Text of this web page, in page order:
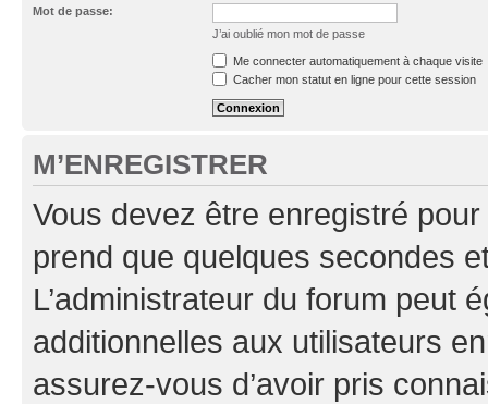
Mot de passe:
J’ai oublié mon mot de passe
Me connecter automatiquement à chaque visite
Cacher mon statut en ligne pour cette session
M’ENREGISTRER
Vous devez être enregistré
prend que quelques secondes
L’administrateur du forum peut
additionnelles aux utilisateurs
assurez-vous d’avoir pris